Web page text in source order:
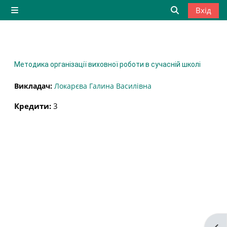
Перейти до головного вмісту
Бокова панель
Вхід
Методика організації виховної роботи в сучасній школі
Викладач: Локарєва Галина Василівна
Кредити: 3